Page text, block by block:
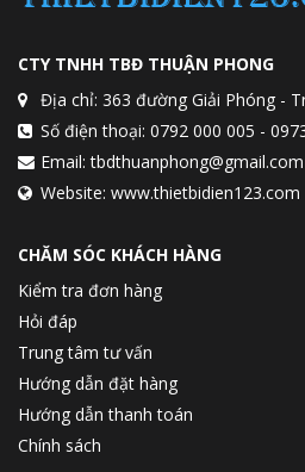
CTY TNHH TBĐ THUẬN PHONG
Địa chỉ: 363 đường Giải Phóng -
Số điện thoại: 0792 000 005 -
Email: tbdthuanphong@gmail.com
Website: www.thietbidien123.com
CHĂM SÓC KHÁCH HÀNG
Kiểm tra đơn hàng
Hỏi đáp
Trung tâm tư vấn
Hướng dẫn đặt hàng
Hướng dẫn thanh toán
Chính sách